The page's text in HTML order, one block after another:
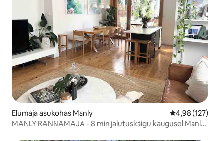
Elumaja asukohas Manly Keskmine
4,98 (127)
MANLY RANNAMAJA - 8 min jalutuskäigu kaugusel Manly